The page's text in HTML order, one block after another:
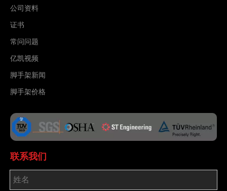
公司资料
证书
常问问题
亿凯视频
脚手架新闻
脚手架价格
联系我们